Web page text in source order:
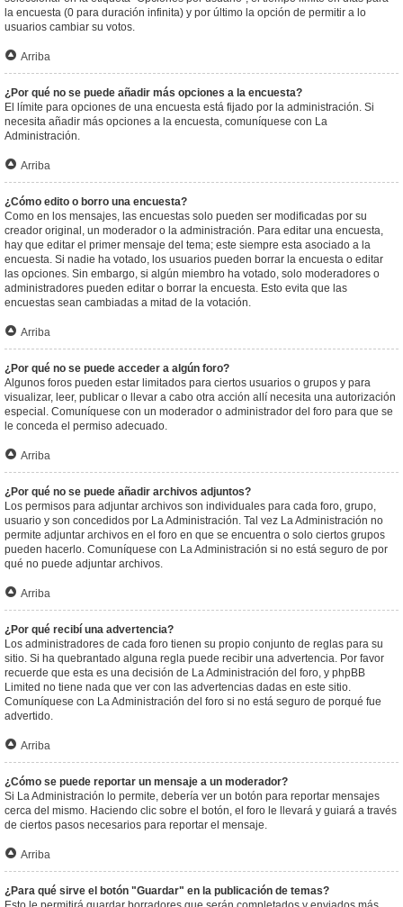
la encuesta (0 para duración infinita) y por último la opción de permitir a lo
usuarios cambiar su votos.
Arriba
¿Por qué no se puede añadir más opciones a la encuesta?
El límite para opciones de una encuesta está fijado por la administración. Si
necesita añadir más opciones a la encuesta, comuníquese con La
Administración.
Arriba
¿Cómo edito o borro una encuesta?
Como en los mensajes, las encuestas solo pueden ser modificadas por su
creador original, un moderador o la administración. Para editar una encuesta,
hay que editar el primer mensaje del tema; este siempre esta asociado a la
encuesta. Si nadie ha votado, los usuarios pueden borrar la encuesta o editar
las opciones. Sin embargo, si algún miembro ha votado, solo moderadores o
administradores pueden editar o borrar la encuesta. Esto evita que las
encuestas sean cambiadas a mitad de la votación.
Arriba
¿Por qué no se puede acceder a algún foro?
Algunos foros pueden estar limitados para ciertos usuarios o grupos y para
visualizar, leer, publicar o llevar a cabo otra acción allí necesita una autorización
especial. Comuníquese con un moderador o administrador del foro para que se
le conceda el permiso adecuado.
Arriba
¿Por qué no se puede añadir archivos adjuntos?
Los permisos para adjuntar archivos son individuales para cada foro, grupo,
usuario y son concedidos por La Administración. Tal vez La Administración no
permite adjuntar archivos en el foro en que se encuentra o solo ciertos grupos
pueden hacerlo. Comuníquese con La Administración si no está seguro de por
qué no puede adjuntar archivos.
Arriba
¿Por qué recibí una advertencia?
Los administradores de cada foro tienen su propio conjunto de reglas para su
sitio. Si ha quebrantado alguna regla puede recibir una advertencia. Por favor
recuerde que esta es una decisión de La Administración del foro, y phpBB
Limited no tiene nada que ver con las advertencias dadas en este sitio.
Comuníquese con La Administración del foro si no está seguro de porqué fue
advertido.
Arriba
¿Cómo se puede reportar un mensaje a un moderador?
Si La Administración lo permite, debería ver un botón para reportar mensajes
cerca del mismo. Haciendo clic sobre el botón, el foro le llevará y guiará a través
de ciertos pasos necesarios para reportar el mensaje.
Arriba
¿Para qué sirve el botón "Guardar" en la publicación de temas?